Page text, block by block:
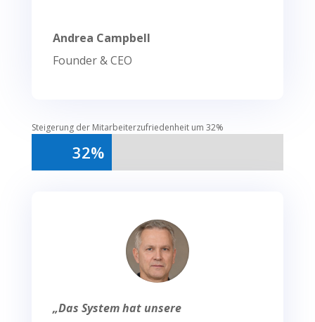
Andrea Campbell
Founder & CEO
Steigerung der Mitarbeiterzufriedenheit um 32%
32%
32%
„Das System hat unsere